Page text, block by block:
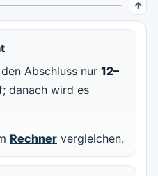
Abschluss nur 12–
danach wird es
Rechner vergleichen.